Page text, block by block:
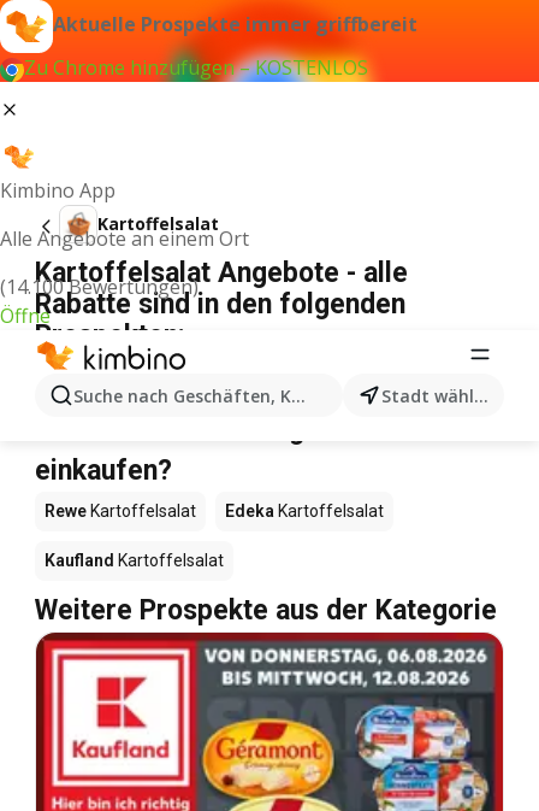
Aktuelle Prospekte immer griffbereit
Zu Chrome hinzufügen – KOSTENLOS
Kimbino App
Alle Angebote an einem Ort
(14.100 Bewertungen)
Öffne
Suche nach Geschäften, Kategorien, Produkten...
Stadt wählen
Kartoffelsalat
Kartoffelsalat Angebote - alle
Rabatte sind in den folgenden
Prospekten:
Wir konnten keine Ergebnisse für diesen Begriff
finden.
einkaufen?
Rewe Kartoffelsalat Edeka Kartoffelsalat
Kaufland Kartoffelsalat
Weitere Prospekte aus der Kategorie